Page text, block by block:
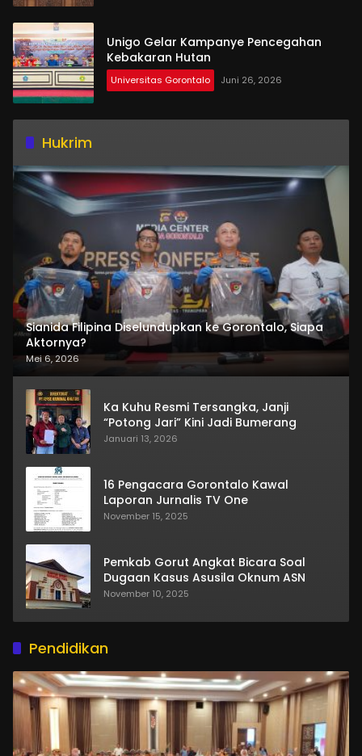
Unigo Gelar Kampanye Pencegahan
Kebakaran Hutan
Universitas Gorontalo Juni 26, 2026
Hukrim
Sianida Filipina Diselundupkan ke Gorontalo, Siapa
Aktornya?
Mei 6, 2026
Ka Kuhu Resmi Tersangka, Janji
“Potong Jari” Kini Jadi Bumerang
Januari 13, 2026
16 Pengacara Gorontalo Kawal
Laporan Jurnalis TV One
November 15, 2025
Pemkab Gorut Angkat Bicara Soal
Dugaan Kasus Asusila Oknum ASN
November 10, 2025
Pendidikan